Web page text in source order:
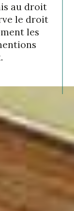
au droit
le droit
les